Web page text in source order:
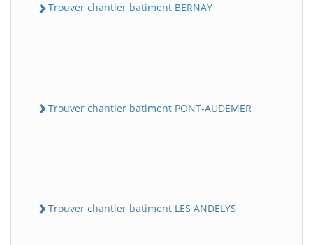
Trouver chantier batiment BERNAY
Trouver chantier batiment PONT-AUDEMER
Trouver chantier batiment LES ANDELYS